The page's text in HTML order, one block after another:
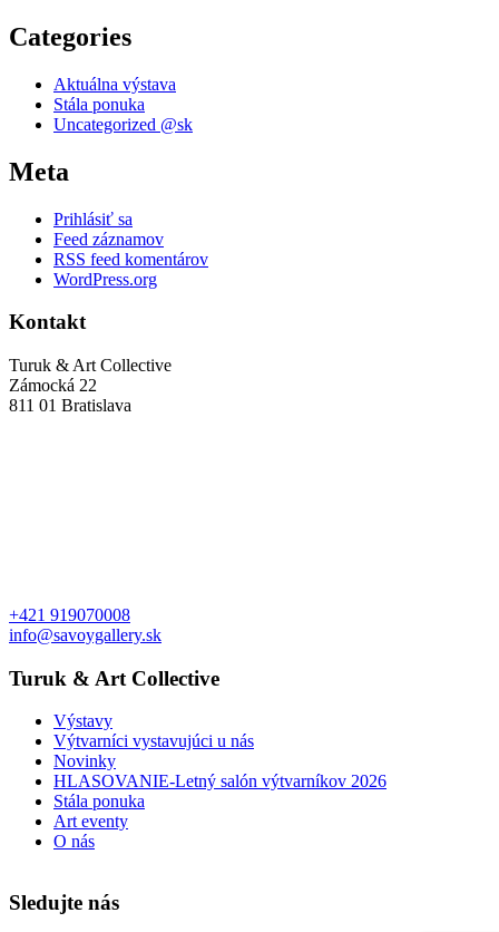
Categories
Aktuálna výstava
Stála ponuka
Uncategorized @sk
Meta
Prihlásiť sa
Feed záznamov
RSS feed komentárov
WordPress.org
Kontakt
Turuk & Art Collective
Zámocká 22
811 01 Bratislava
+421 919070008
info@savoygallery.sk
Turuk & Art Collective
Výstavy
Výtvarníci vystavujúci u nás
Novinky
HLASOVANIE-Letný salón výtvarníkov 2026
Stála ponuka
Art eventy
O nás
Sledujte nás